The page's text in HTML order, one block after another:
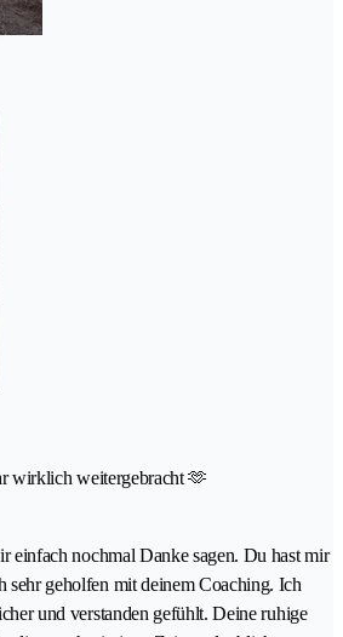
wirklich weitergebracht 🫶
einfach nochmal Danke sagen. Du hast mir
geholfen mit deinem Coaching. Ich
und verstanden gefühlt. Deine ruhige